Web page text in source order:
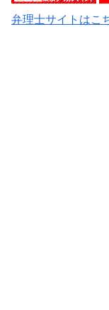
弁理士サイトはこ